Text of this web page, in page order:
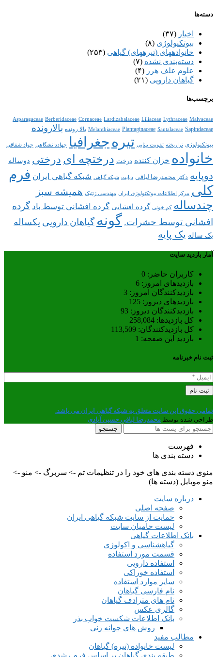
دسته‌ها
اخبار (۳۷)
بیوتکنولوژی (۸)
خانواده‎های (تیره‎های) گیاهی
(۲۵۳)
دسته‌بندی نشده (۷)
علوم علف هرز (۴)
گیاهان دارویی (۲۱)
برچسب‌ها
Asparagaceae Berberidaceae Cornaceae Lardizabalaceae Liliaceae Lythraceae Malvaceae
Melanthiaceae Plantaginaceae Santalaceae Sapindaceae بالا رونده بالارونده
بیوتکنولوژی تراریخته تقویت بینایی تیره جغرافیا جهاددانشگاهی جواد شقاقی
خانواده خزان کننده درخت درختچه ای درختی دوساله
دوپایه دکتر محمدرضا لبافی دیابت شبکه گیاهی شبکه گیاهی ایران فرم
کلی مرکز اطلاعات بیوتکنولوژی ایران مهندسی ژنتیک همیشه سبز
چندساله کم خونی گرده افشانی گرده افشانی توسط باد گرده
افشانی توسط حشرات. گونه گیاهان دارویی یکساله
یک ساله یک پایه
آمار بازدید سایت
کاربران حاضر: 0
بازدیدهای امروز: 6
بازدیدکنندگان امروز: 3
بازدیدهای دیروز: 125
بازدیدکنندگان دیروز: 93
کل بازدیدها: 258,084
کل بازدیدکنند‌گان: 113,509
بازدید این صفحه: 1
ثبت نام خبرنامه
تمامی حقوق این سایت متعلق به شبکه گیاهی ایران می باشد.
طراحی شده توسط محمدرضا لبافی حسین آبادی
جستجو
فهرست
دسته بندی ها
منوی دسته بندی های خود را در تنظیمات تم -> سربرگ -> منو ->
منو موبایل (دسته ها)
درباره سایت
صفحه اصلی
حمایت از سایت شبکه گیاهی ایران
لیست حامیان سایت
بانک اطلاعات گیاهی
گیاهشناسی و اکولوژی
قسمت مورد استفاده
استفاده دارویی
استفاده خوراکی
سایر موارد استفاده
نام فارسی گیاهان
نام های مترادف گیاهان
گالری عکس
بانک اطلاعات شکست خواب بذر
روش های جوانه زنی
مطالب مفید
لیست خانواده (تیره) گیاهان